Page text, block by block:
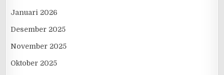
Januari 2026
Desember 2025
November 2025
Oktober 2025